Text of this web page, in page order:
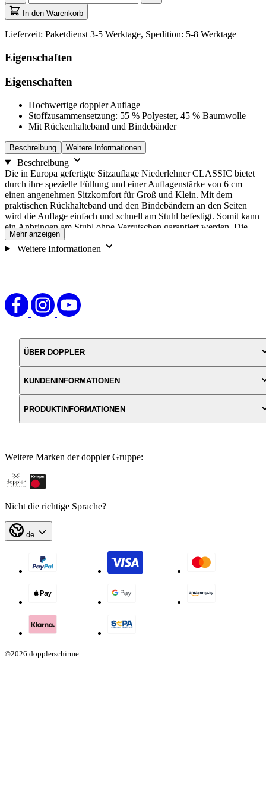
ersten
Auswahloption
zu
und
anschließend
die
Pfeiltasten,
zwischen
Optionen
zu
wechseln.
auf
1
In den Warenkorb
Lieferzeit: Paketdienst 3-5 Werktage, Spedition: 5-8 Werktage
Eigenschaften
Eigenschaften
Hochwertige doppler Auflage
Stoffzusammensetzung: 55 % Polyester, 45 % Baumwolle
Mit Rückenhalteband und Bindebänder
Beschreibung Weitere Informationen
Beschreibung
Die in Europa gefertigte Sitzauflage Niederlehner CLASSIC bietet
durch ihre spezielle Füllung und einer Auflagenstärke von 6 cm
einen angenehmen Sitzkomfort für Groß und Klein. Mit dem
praktischen Rückhalteband und den Bindebändern an den Seiten
wird die Auflage einfach und schnell am Stuhl befestigt. Somit kann
ein Anbringen am Stuhl ohne Verrutschen garantiert werden. Die
Auflage wird mit modernem Stehsaum und einer Quersteppung
gefertigt, um der Sitzauflage ein zeitloses Design zu verleihen. Die
pflegeleicht. Maße können von den angegebenen Werten
produktionsbedingt abweichen.
Mehr anzeigen
Weitere Informationen
ÜBER DOPPLER
KUNDENINFORMATIONEN
PRODUKTINFORMATIONEN
Weitere Marken der doppler Gruppe:
Nicht die richtige Sprache?
de
©2026 dopplerschirme